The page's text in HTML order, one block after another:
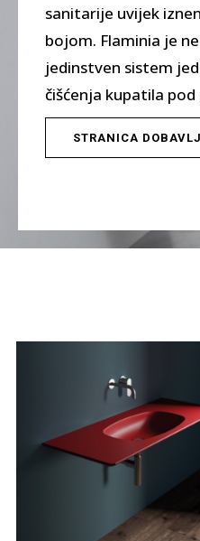
sanitarije uvijek
bojom. Flaminia je
jedinstven sistem
čišćenja kupatila pod
STRANICA